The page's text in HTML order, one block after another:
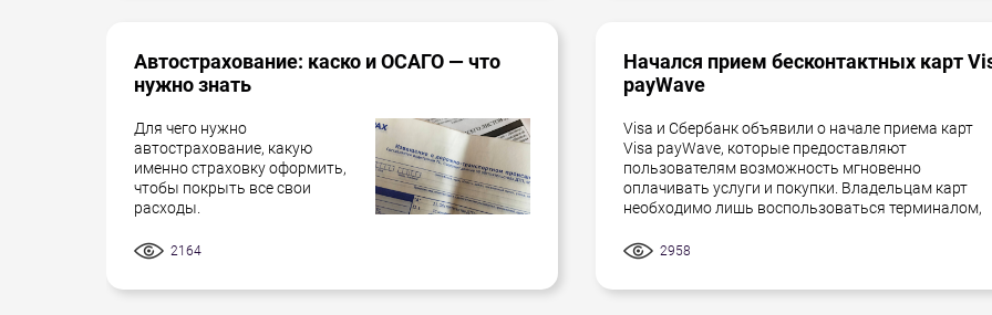
Автострахование: каско и ОСАГО — что
нужно знать
Для чего нужно
автострахование, какую
именно страховку оформить,
чтобы покрыть все свои
расходы.
2164
Начался прием бесконтактных карт
payWave
Visa и Сбербанк объявили о начале приема карт
Visa payWave, которые предоставляют
пользователям возможность мгновенно
оплачивать услуги и покупки. Владельцам карт
необходимо лишь воспользоваться терминалом,
2958